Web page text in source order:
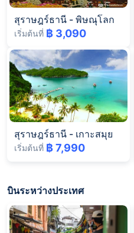
สุราษฎร์ธานี - พิษณุโลก
เริ่มต้นที่ ฿ 3,090
สุราษฎร์ธานี - เกาะสมุย
เริ่มต้นที่ ฿ 7,990
บินระหว่างประเทศ